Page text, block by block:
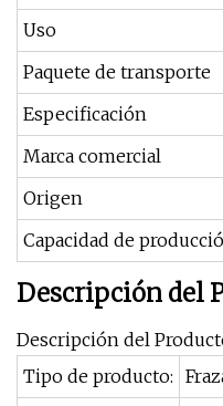
Uso
Paquete de transporte
Especificación
Marca comercial
Origen
Capacidad de
Descripción del
Descripción del
Tipo de producto: